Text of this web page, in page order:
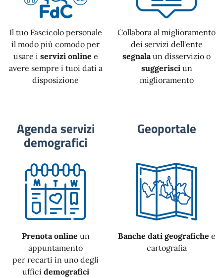
Il tuo Fascicolo personale
il modo più comodo per
usare i servizi online e
avere sempre i tuoi dati a
disposizione
Collabora al miglioramento
dei servizi dell'ente
segnala un disservizio o
suggerisciun
miglioramento
Agenda servizi
demografici
Prenota online un
appuntamento
per recarti in uno degli
uffici demografici
Geoportale
Banche dati geografiche e
cartografia